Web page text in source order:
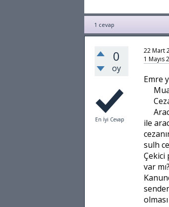
1 cevap
0
oy
22 Mart
1 Mayıs
En İyi Cevap
Emre
ile
sulh
Çekici
var mı?